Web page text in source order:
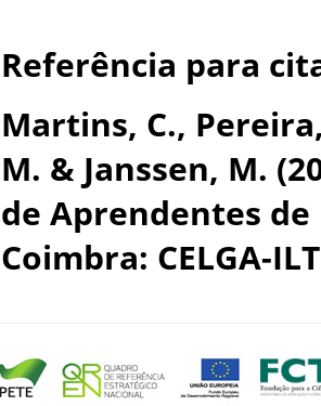
Referência para
Martins, C.,
M. & Janssen, M.
de Aprendentes de
Coimbra: CELGA-